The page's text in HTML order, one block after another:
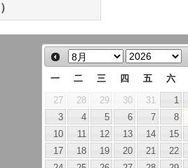
一 二 三 四 五 六
27 28 29 30 31 1
3
4 5 6 7 8
10
11 12 13 14 15
17
18 19 20 21 22